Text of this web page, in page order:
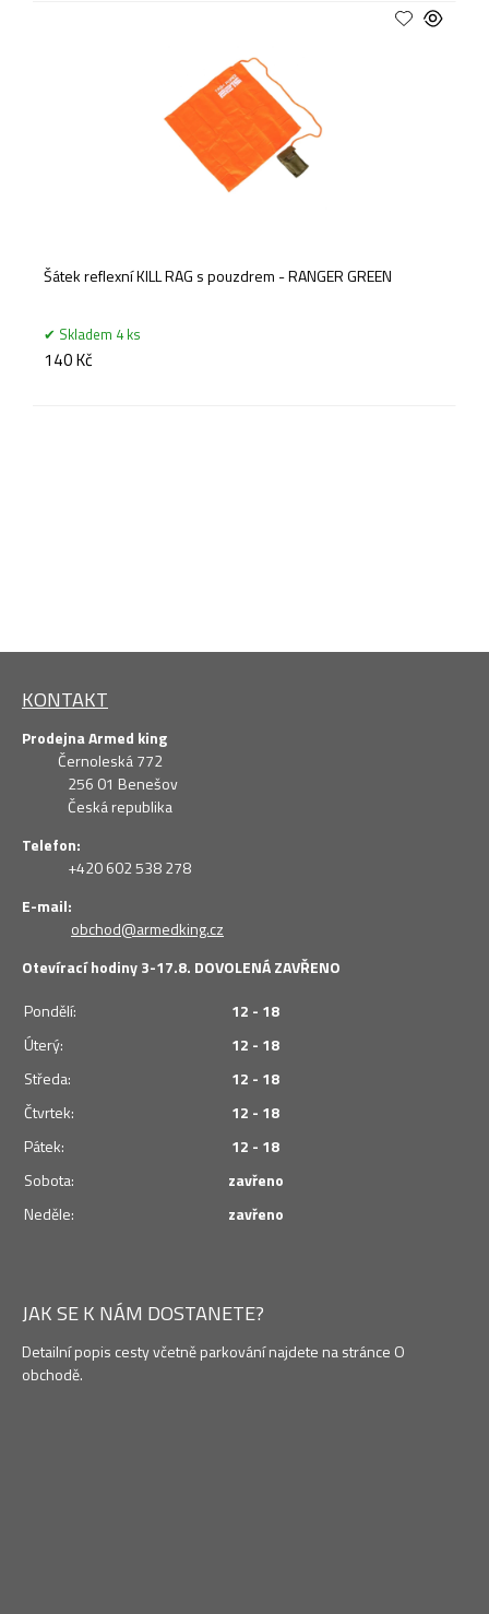
Šátek reflexní KILL RAG s pouzdrem - RANGER GREEN
Skladem 4 ks
140 Kč
KONTAKT
Prodejna Armed king
Černoleská 772
256 01 Benešov
Česká republika
Telefon:
+420 602 538 278
E-mail:
obchod@armedking.cz
Otevírací hodiny 3-17.8. DOVOLENÁ ZAVŘENO
Pondělí:
12 - 18
Úterý:
12 - 18
Středa:
12 - 18
Čtvrtek:
12 - 18
Pátek:
12 - 18
Sobota:
zavřeno
Neděle:
zavřeno
JAK SE K NÁM DOSTANETE?
Detailní popis cesty včetně parkování najdete na stránce O
obchodě.